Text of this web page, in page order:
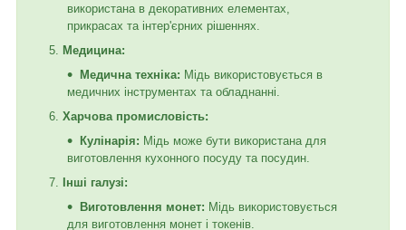
використана в декоративних елементах,
прикрасах та інтер'єрних рішеннях.
Медицина:
Медична техніка: Мідь використовується в
медичних інструментах та обладнанні.
Харчова промисловість:
Кулінарія: Мідь може бути використана для
виготовлення кухонного посуду та посудин.
Інші галузі:
Виготовлення монет: Мідь використовується
для виготовлення монет і токенів.